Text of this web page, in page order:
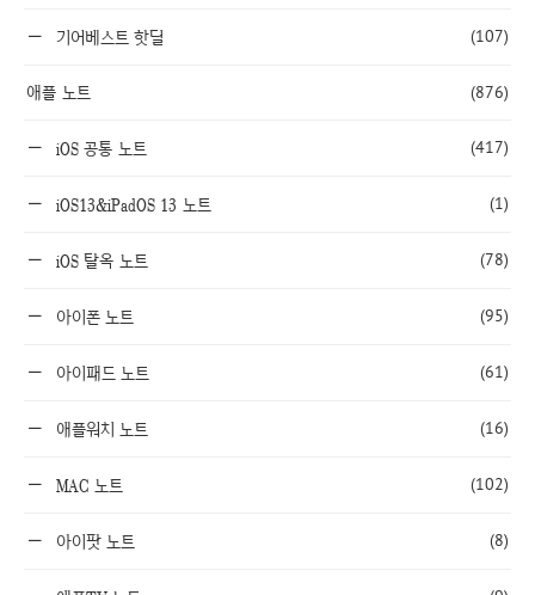
기어베스트 핫딜 (107)
애플 노트 (876)
iOS 공통 노트 (417)
iOS13&iPadOS 13 노트 (1)
iOS 탈옥 노트 (78)
아이폰 노트 (95)
아이패드 노트 (61)
애플워치 노트 (16)
MAC 노트 (102)
아이팟 노트 (8)